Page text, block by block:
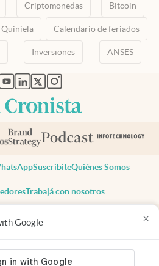
Google ×
Criptomonedas Bitcoin
Quiniela Calendario de feriados
Inversiones ANSES
en nueva pestaña
abre en nueva pestaña
abre en nueva pestaña
abre en nueva pestaña
abre en nueva pestaña
SuscribiteQuiénes Somos
Trabajá con nosotros
reservados
Privacidad